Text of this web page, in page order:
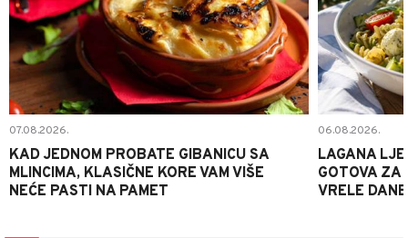
07.08.2026.
KAD JEDNOM PROBATE GIBANICU SA
MLINCIMA, KLASIČNE KORE VAM VIŠE
NEĆE PASTI NA PAMET
06.08.2026.
LAGANA
GOTOVA ZA
VRELE DANE